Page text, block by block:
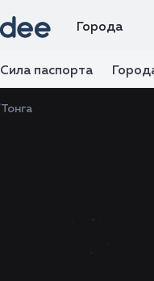
Города
Сила паспорта
Тонга